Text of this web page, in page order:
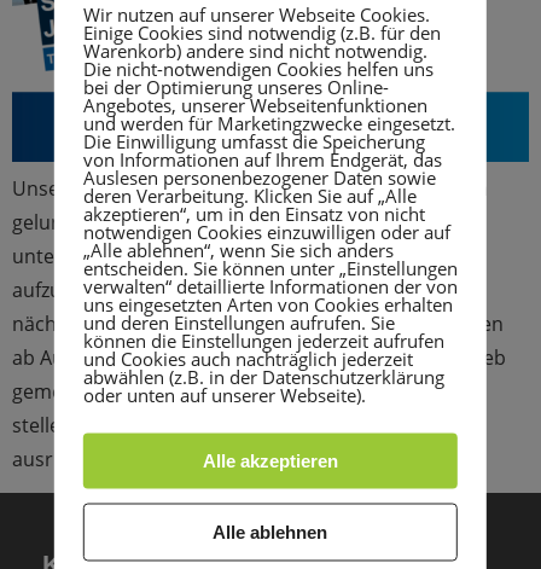
Unserer Turn-Abteilung ist es in den letzten 2 Jahren
gelungen, verschiedene Kinderturngruppen in
unterschiedlichen Altersgruppen im Gerätturnen
aufzubauen. Der Zuspruch ist enorm. Nun ist der
nächste Schritt geplant. Verschiedene Gruppen sollen
ab August diesen Jahres für den Ligawettkampfbetrieb
gemeldet werden, um das Erlernte unter Beweis zu
stellen. Um im Ligabetrieb auch Heimwettkämpfe
ausrichten zu können, […]
Wir nutzen auf unserer Webseite Cookies.
Einige Cookies sind notwendig (z.B. für den
Warenkorb) andere sind nicht notwendig.
Die nicht-notwendigen Cookies helfen uns
bei der Optimierung unseres Online-
Angebotes, unserer Webseitenfunktionen
und werden für Marketingzwecke eingesetzt.
Die Einwilligung umfasst die Speicherung
von Informationen auf Ihrem Endgerät, das
Auslesen personenbezogener Daten sowie
deren Verarbeitung. Klicken Sie auf „Alle
akzeptieren“, um in den Einsatz von nicht
notwendigen Cookies einzuwilligen oder auf
„Alle ablehnen“, wenn Sie sich anders
entscheiden. Sie können unter „Einstellungen
verwalten“ detaillierte Informationen der von
uns eingesetzten Arten von Cookies erhalten
und deren Einstellungen aufrufen. Sie
können die Einstellungen jederzeit aufrufen
und Cookies auch nachträglich jederzeit
abwählen (z.B. in der Datenschutzerklärung
oder unten auf unserer Webseite).
Alle akzeptieren
Alle ablehnen